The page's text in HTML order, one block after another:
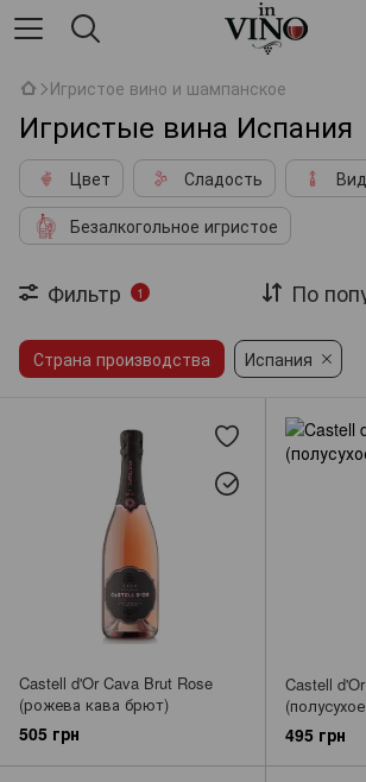
Игристое вино и шампанское
Игристые вина Испания
Цвет Сладость
Вид
Безалкогольное игристое
Фильтр 1 По
Страна производства Испания
Castell d'Or Cava Brut Rose
(рожева кава брют)
505 грн
Castell
495 грн